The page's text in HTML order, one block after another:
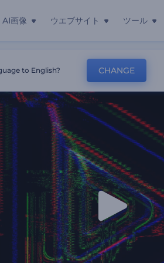
AI画像 ウエブサイト ツール
to English? CHANGE